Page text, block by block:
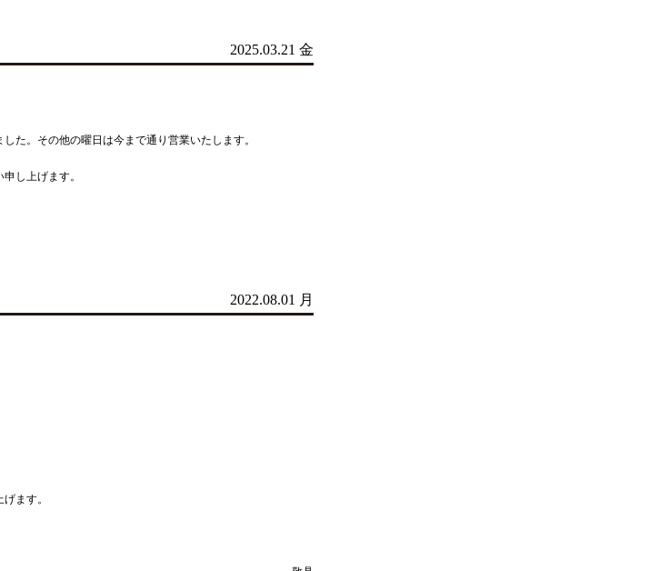
2025.03.21 金
た。その他の曜日は今まで通り営業いたします。
し上げます。
2022.08.01 月
ます。